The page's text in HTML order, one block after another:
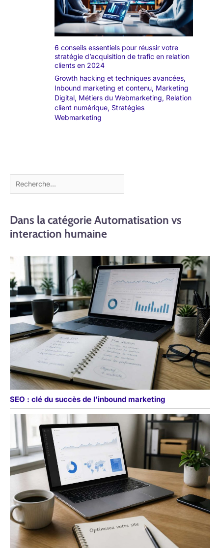
6 conseils essentiels pour réussir votre
stratégie d’acquisition de trafic en relation
clients en 2024
Growth hacking et techniques avancées,
Inbound marketing et contenu, Marketing
Digital, Métiers du Webmarketing, Relation
client numérique, Stratégies
Webmarketing
Dans la catégorie Automatisation vs
interaction humaine
SEO : clé du succès de l’inbound marketing